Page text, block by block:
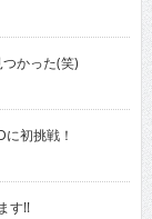
かった(笑)
初挑戦！
す!!